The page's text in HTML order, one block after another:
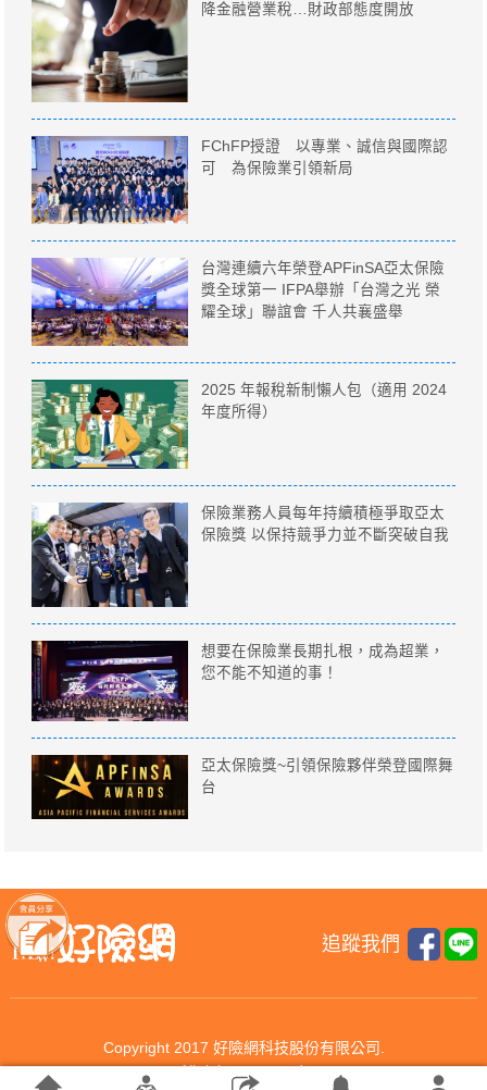
降金融營業稅…財政部態度開放
FChFP授證 以專業、誠信與國際認
可 為保險業引領新局
台灣連續六年榮登APFinSA亞太保險
獎全球第一 IFPA舉辦「台灣之光 榮
耀全球」聯誼會 千人共襄盛舉
2025 年報稅新制懶人包（適用 2024
年度所得）
保險業務人員每年持續積極爭取亞太
保險獎 以保持競爭力並不斷突破自我
想要在保險業長期扎根，成為超業，
您不能不知道的事！
亞太保險獎~引領保險夥伴榮登國際舞
台
追蹤我們
Copyright 2017 好險網科技股份有限公司.
All rights reserved.